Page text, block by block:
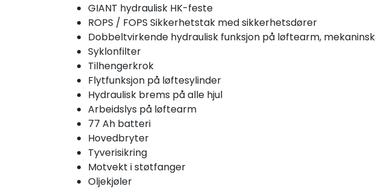
GIANT hydraulisk HK-feste
ROPS / FOPS Sikkerhetstak med sikkerhetsdører
Dobbeltvirkende hydraulisk funksjon på løftearm, mekaninsk
Syklonfilter
Tilhengerkrok
Flytfunksjon på løftesylinder
Hydraulisk brems på alle hjul
Arbeidslys på løftearm
77 Ah batteri
Hovedbryter
Tyverisikring
Motvekt i støtfanger
Oljekjøler